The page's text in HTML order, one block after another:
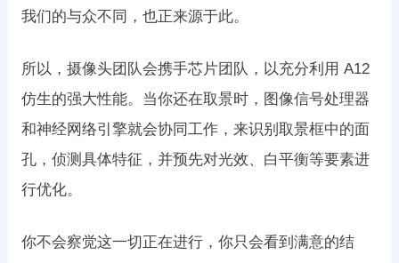
我们的与众不同，也正来源于此。
所以，摄像头团队会携手芯片团队，以充分利用 A12
仿生的强大性能。当你还在取景时，图像信号处理器
和神经网络引擎就会协同工作，来识别取景框中的面
孔，侦测具体特征，并预先对光效、白平衡等要素进
行优化。
你不会察觉这一切正在进行，你只会看到满意的结